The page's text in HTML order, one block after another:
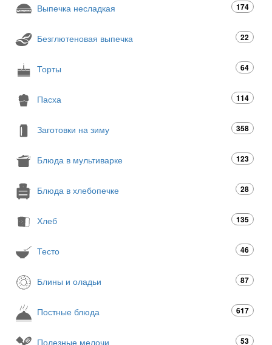
Выпечка несладкая 174
Безглютеновая выпечка 22
Торты 64
Пасха 114
Заготовки на зиму 358
Блюда в мультиварке 123
Блюда в хлебопечке 28
Хлеб 135
Тесто 46
Блины и оладьи 87
Постные блюда 617
Полезные мелочи 53